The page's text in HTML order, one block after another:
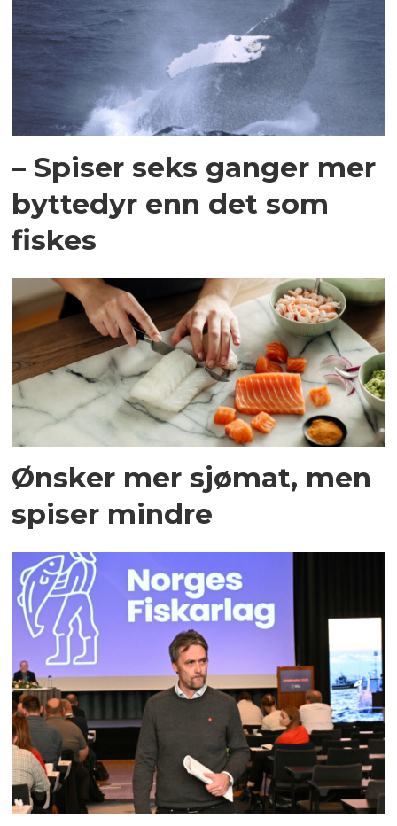
– Spiser seks ganger mer
byttedyr enn det som
fiskes
Ønsker mer sjømat, men
spiser mindre